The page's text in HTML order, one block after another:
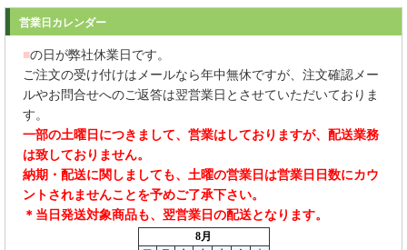
営業日カレンダー
■の日が弊社休業日です。
ご注文の受け付けはメールなら年中無休ですが、注文確認メー
ルやお問合せへのご返答は翌営業日とさせていただいておりま
す。
一部の土曜日につきまして、営業はしておりますが、配送業務
は致しておりません。
納期・配送に関しましても、土曜の営業日は営業日日数にカウ
ントされませんことを予めご了承下さい。
＊当日発送対象商品も、翌営業日の配送となります。